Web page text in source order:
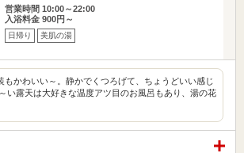
営業時間 10:00～22:00
入浴料金 900円～
日帰り 美肌の湯
もかわいい～。静かでくつろげて、ちょうどいい感じ
い露天は大好きな温度アツ目のお風呂もあり、湯の花